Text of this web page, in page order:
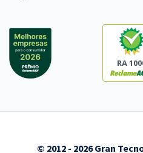
RA
© 2012 - 2026 Gran